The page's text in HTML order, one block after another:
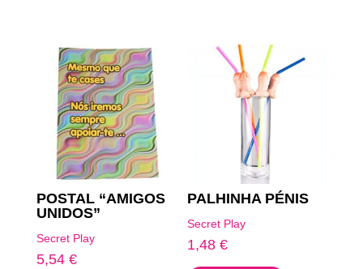
POSTAL “AMIGOS
UNIDOS”
Secret Play
5,54 €
PALHINHA PÉNIS
Secret Play
1,48€